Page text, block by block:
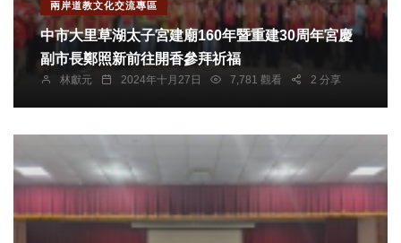
兩岸道教文化交流專區
中市大里草湖太子宮建廟160年暨重建30周年宮慶
副市長鄭照新前往開香參拜祈福
林獻元 2024年十月27日 7,781 觀看 2 分享